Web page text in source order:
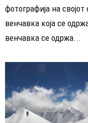
фотографија на
венчавка која се
венчавка се одржа...